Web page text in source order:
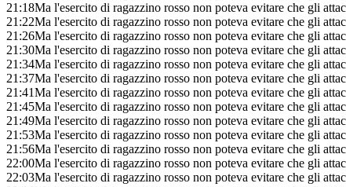
21:18Ma l'esercito di ragazzino rosso non poteva evitare che gli
21:22Ma l'esercito di ragazzino rosso non poteva evitare che gli
21:26Ma l'esercito di ragazzino rosso non poteva evitare che gli
21:30Ma l'esercito di ragazzino rosso non poteva evitare che gli
21:34Ma l'esercito di ragazzino rosso non poteva evitare che gli
21:37Ma l'esercito di ragazzino rosso non poteva evitare che gli
21:41Ma l'esercito di ragazzino rosso non poteva evitare che gli
21:45Ma l'esercito di ragazzino rosso non poteva evitare che gli
21:49Ma l'esercito di ragazzino rosso non poteva evitare che gli
21:53Ma l'esercito di ragazzino rosso non poteva evitare che gli
21:56Ma l'esercito di ragazzino rosso non poteva evitare che gli
22:00Ma l'esercito di ragazzino rosso non poteva evitare che gli
22:03Ma l'esercito di ragazzino rosso non poteva evitare che gli